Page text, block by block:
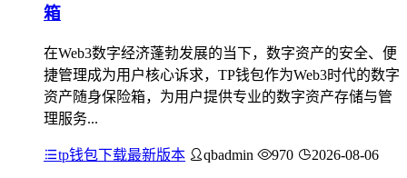
箱
在Web3数字经济蓬勃发展的当下，数字资产的安全、便
捷管理成为用户核心诉求，TP钱包作为Web3时代的数字
资产随身保险箱，为用户提供专业的数字资产存储与管
理服务...
tp钱包下载最新版本 qbadmin 970 2026-08-06